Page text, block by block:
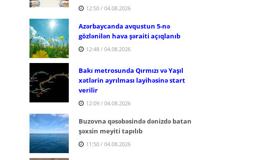
12:50 / 04.08.2026
Azərbaycanda avqustun 5-nə
gözlənilən hava şəraiti açıqlanıb
12:48 / 04.08.2026
Bakı metrosunda Qırmızı və Yaşıl
xətlərin ayrılması layihəsinə start
verilir
12:09 / 04.08.2026
Buzovna qəsəbəsində dənizdə batan
şəxsin meyiti tapılıb
11:50 / 04.08.2026